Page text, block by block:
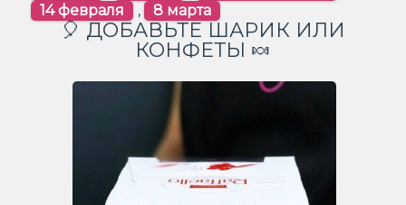
14 февраля
, 8 марта
🎈 ДОБАВЬТЕ ШАРИК ИЛИ
КОНФЕТЫ 🍬